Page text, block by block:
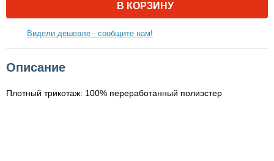
В КОРЗИНУ
Видели дешевле - сообщите нам!
Описание
Плотный трикотаж: 100% переработанный полиэстер